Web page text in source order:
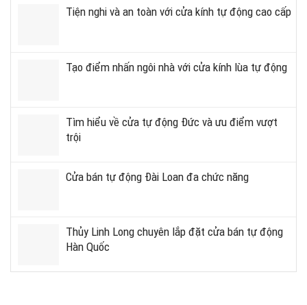
Tiện nghi và an toàn với cửa kính tự động cao cấp
Tạo điểm nhấn ngôi nhà với cửa kính lùa tự động
Tìm hiểu về cửa tự động Đức và ưu điểm vượt
trội
Cửa bán tự động Đài Loan đa chức năng
Thủy Linh Long chuyên lắp đặt cửa bán tự động
Hàn Quốc